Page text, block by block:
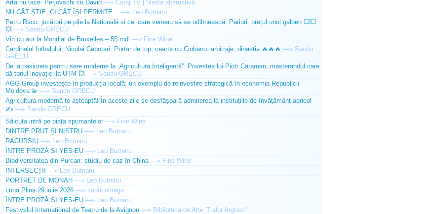
Arta nu tace: Perjovschi cu David —» Curaj.TV | Media alternativă
NU CÂT ȘTIE, CI CÂT ÎȘI PERMITE... —» Leo Butnaru
Petru Racu: jucători pe pile la Națională și cei care veneau să se odihnească. Pariuri: prețul unui galben 💥💥
💥 —» Sandu GRECU
Vin cu aur la Mondial de Bruxelles – 55 mdl —» Fine Wine
Cardinalul fotbalului, Nicolai Cebotari. Portar de top, cearta cu Ciobanu, arbitraje, dinastia 🔥🔥🔥 —» Sandu
GRECU
De la pasiunea pentru sere moderne la „Agricultura Inteligentă”: Povestea lui Piotr Caraman, masterandul care
dă tonul inovației la UTM 💥 —» Sandu GRECU
AGG Group investește în producția locală: un exemplu de reinvestire strategică în economia Republicii
Moldova 💫 —» Sandu GRECU
Agricultura modernă te așteaptă! În aceste zile se desfășoară admiterea la instituțiile de învățământ agricol
✍️ —» Sandu GRECU
Sălcuța intră pe piața spumantelor —» Fine Wine
DINTRE PRUT ȘI NISTRU —» Leo Butnaru
RACURSIU —» Leo Butnaru
ÎNTRE PROZĂ ȘI YES-EU —» Leo Butnaru
Biodiversitatea din Purcari: studiu de caz în China —» Fine Wine
INTERSECȚII —» Leo Butnaru
PORTRET DE MONAH —» Leo Butnaru
Luna Plina 29 iulie 2026 —» codul omega
ÎNTRE PROZĂ ȘI YES-EU —» Leo Butnaru
Festivslul Internațional de Teatru de la Avignon —» Biblioteca de Arte 'Tudor Arghezi'